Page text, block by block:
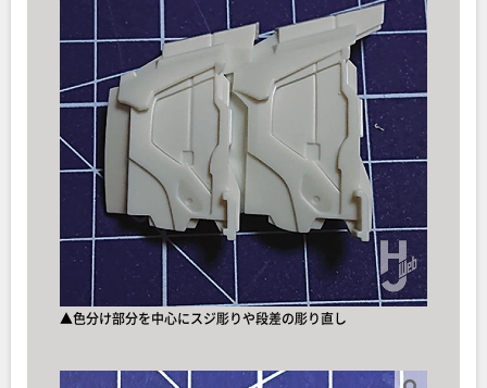
▲色分け部分を中心にスジ彫りや段差の彫り直し